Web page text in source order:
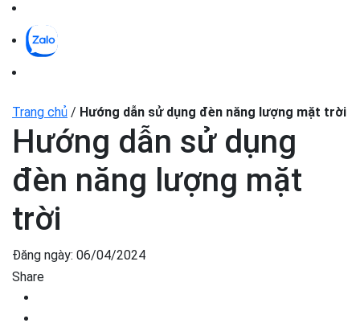
Trang chủ / Hướng dẫn sử dụng đèn năng lượng mặt trời
Hướng dẫn sử dụng
đèn năng lượng mặt
trời
Đăng ngày: 06/04/2024
Share